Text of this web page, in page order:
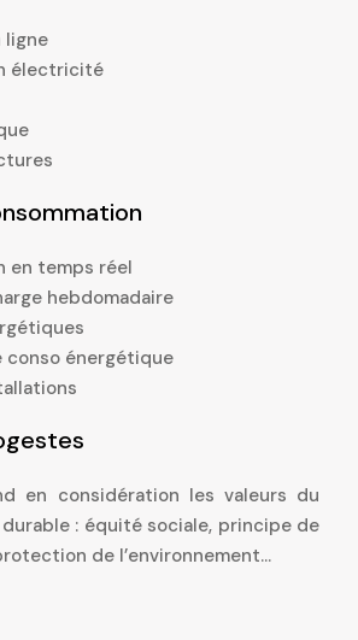
ligne
électricité
en temps réel
hebdomadaire
conso énergétique
en considération les valeurs du
: équité sociale, principe de
de l’environnement…